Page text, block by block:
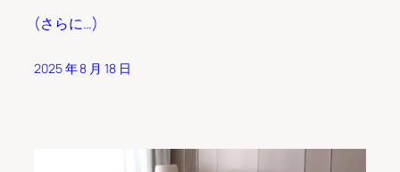
(さらに…)
2025 年 8 月 18 日